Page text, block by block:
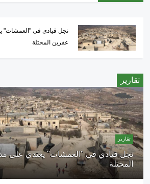
نجل قيادي في "العمشات"
عفرين المحتلة
تقارير
تقارير
نجل قيادي في "العمشات" يعتدي على
المحتلة